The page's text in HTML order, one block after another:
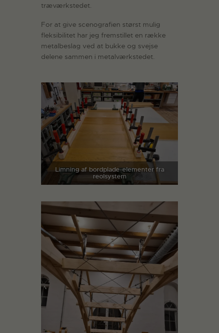
træværkstedet.
For at give scenografien størst mulig
fleksibilitet har jeg fremstillet en række
metalbeslag ved at bukke og svejse
delene sammen i metalværkstedet.
Limning af bordplade-elementer fra
reolsystem